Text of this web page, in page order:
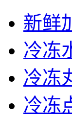
新鲜
冷冻
冷冻
冷冻